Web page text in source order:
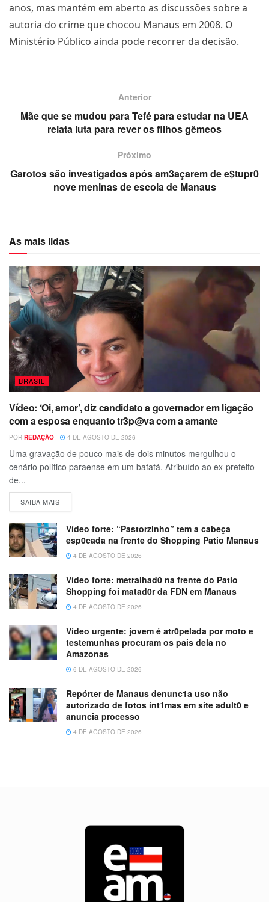
anos, mas mantém em aberto as discussões sobre a
autoria do crime que chocou Manaus em 2008. O
Ministério Público ainda pode recorrer da decisão.
Anterior
Mãe que se mudou para Tefé para estudar na UEA
relata luta para rever os filhos gêmeos
Próximo
Garotos são investigados após am3açarem de e$tupr0
nove meninas de escola de Manaus
As mais lidas
BRASIL
Vídeo: ‘Oi, amor’, diz candidato a governador em ligação
com a esposa enquanto tr3p@va com a amante
POR REDAÇÃO 4 DE AGOSTO DE 2026
Uma gravação de pouco mais de dois minutos mergulhou o
cenário político paraense em um bafafá. Atribuído ao ex-prefeito
de...
SAIBA MAIS
Vídeo forte: “Pastorzinho” tem a cabeça
esp0cada na frente do Shopping Patio Manaus
4 DE AGOSTO DE 2026
Vídeo forte: metralhad0 na frente do Patio
Shopping foi matad0r da FDN em Manaus
4 DE AGOSTO DE 2026
Vídeo urgente: jovem é atr0pelada por moto e
testemunhas procuram os pais dela no
Amazonas
6 DE AGOSTO DE 2026
Repórter de Manaus denunc1a uso não
autorizado de fotos ínt1mas em site adult0 e
anuncia processo
4 DE AGOSTO DE 2026